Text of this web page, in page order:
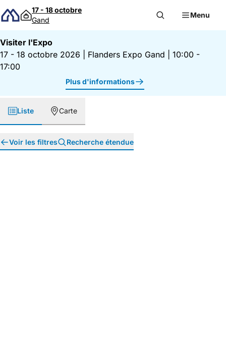
Passer au contenu
17 - 18 octobre
Gand
Menu
Visiter l'Expo
17 - 18 octobre 2026
Flanders Expo Gand
10:00 -
17:00
Plus d'informations
Liste Carte
Voir les filtres Recherche étendue